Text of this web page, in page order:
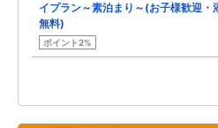
イプラン～素泊まり～(お子様歓迎・
無料)
ポイント2%